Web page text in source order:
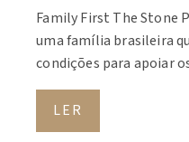
Family First The Stone
uma família brasileira
condições para apoiar
LER